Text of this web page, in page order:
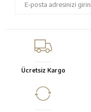
Ücretsiz Kargo